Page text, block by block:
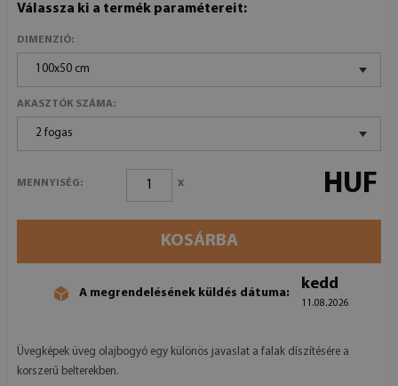
Válassza ki a termék paramétereit:
DIMENZIÓ:
100x50 cm
AKASZTÓK SZÁMA:
2 fogas
MENNYISÉG: x HUF
KOSÁRBA
A megrendelésének küldés dátuma:
kedd
11.08.2026
Üvegképek üveg olajbogyó egy különös javaslat a falak díszítésére a
korszerű belterekben.